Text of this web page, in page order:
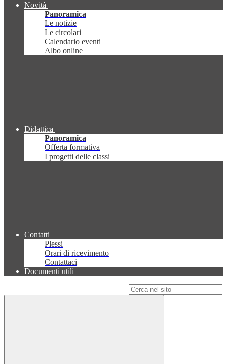
Novità
Panoramica
Le notizie
Le circolari
Calendario eventi
Albo online
Didattica
Panoramica
Offerta formativa
I progetti delle classi
Contatti
Plessi
Orari di ricevimento
Contattaci
Documenti utili